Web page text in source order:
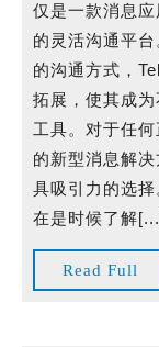
仅是一款消息
的灵活沟通平
的沟通方式，
拓展，使其成
工具。对于任
的新型消息解
具吸引力的选
在是时候了解
Read Full